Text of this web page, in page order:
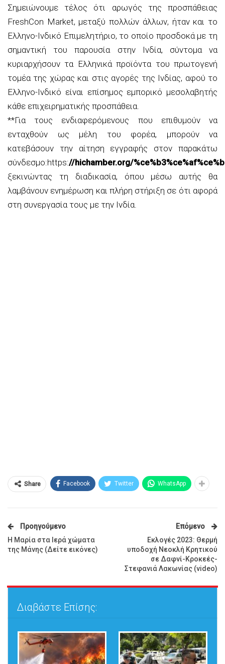
Σημειώνουμε τέλος ότι αρωγός της προσπάθειας
FreshCon Market, μεταξύ πολλών άλλων, ήταν και το
Ελληνο-Ινδικό Επιμελητήριο, το οποίο προσδοκά με τη
σημαντική του παρουσία στην Ινδία, σύντομα να
κυριαρχήσουν τα Ελληνικά προϊόντα του πρωτογενή
τομέα της χώρας και στις αγορές της Ινδίας, αφού το
Ελληνο-Ινδικό είναι επίσημος εμπορικό μεσολαβητής
κάθε επιχειρηματικής προσπάθεια.
**Για τους ενδιαφερόμενους που επιθυμούν να
ενταχθούν ως μέλη του φορέα, μπορούν να
κατεβάσουν την αίτηση εγγραφής στον παρακάτω
σύνδεσμο:https://hichamber.org/
ξεκινώντας τη διαδικασία, όπου μέσω αυτής θα
λαμβάνουν ενημέρωση και πλήρη στήριξη σε ότι αφορά
στη συνεργασία τους με την Ινδία.
Share Facebook Twitter WhatsApp
Προηγούμενο
Η Μαρία στα Ιερά χώματα
της Μάνης (Δείτε εικόνες)
Επόμενο
Εκλογές 2023: Θερμή
υποδοχή Νεοκλή Κρητικού
σε Δαφνί-Κροκεές-
Στεφανιά Λακωνίας (video)
Διαβάστε Επίσης: